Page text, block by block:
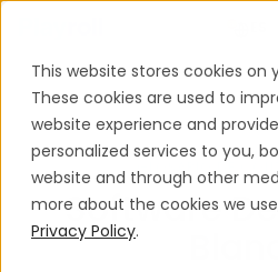
This website stores cookies on
These cookies are used to
website experience and
personalized services to you,
website and through other
more about the cookies we
Privacy Policy.
GLOSARIO DE
Software